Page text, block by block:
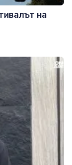
на